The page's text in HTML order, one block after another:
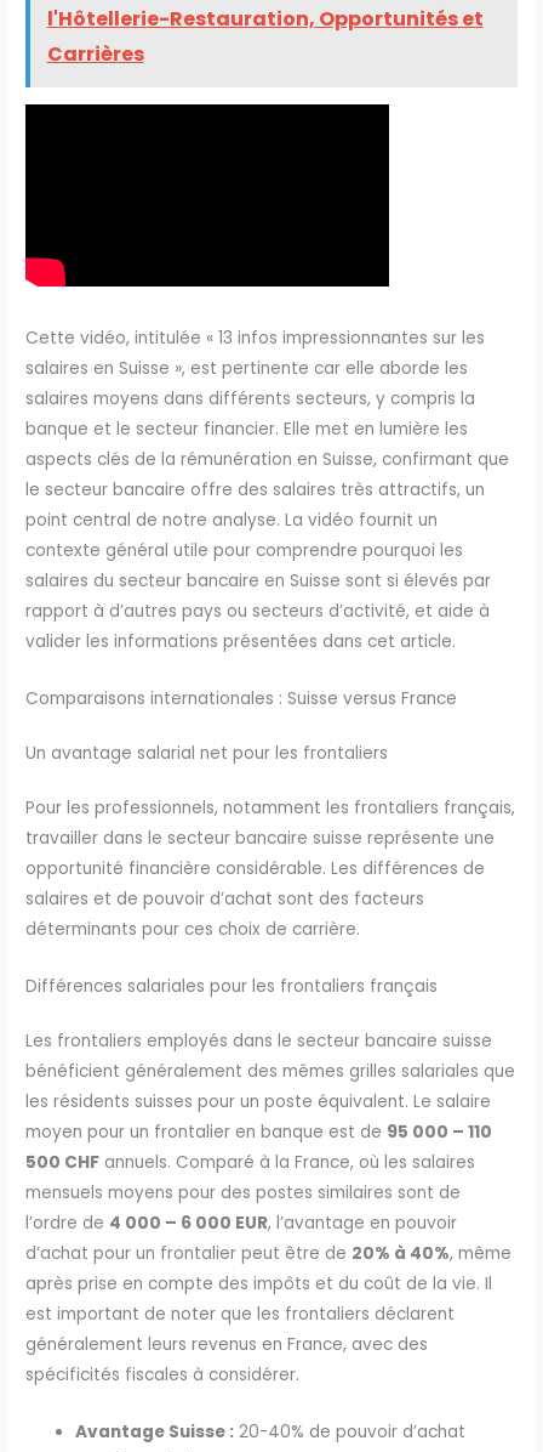
l'Hôtellerie-Restauration, Opportunités et
Carrières
Cette vidéo, intitulée « 13 infos impressionnantes sur les
salaires en Suisse », est pertinente car elle aborde les
salaires moyens dans différents secteurs, y compris la
banque et le secteur financier. Elle met en lumière les
aspects clés de la rémunération en Suisse, confirmant que
le secteur bancaire offre des salaires très attractifs, un
point central de notre analyse. La vidéo fournit un
contexte général utile pour comprendre pourquoi les
salaires du secteur bancaire en Suisse sont si élevés par
rapport à d’autres pays ou secteurs d’activité, et aide à
valider les informations présentées dans cet article.
Comparaisons internationales : Suisse versus France
Un avantage salarial net pour les frontaliers
Pour les professionnels, notamment les frontaliers français,
travailler dans le secteur bancaire suisse représente une
opportunité financière considérable. Les différences de
salaires et de pouvoir d’achat sont des facteurs
déterminants pour ces choix de carrière.
Différences salariales pour les frontaliers français
Les frontaliers employés dans le secteur bancaire suisse
bénéficient généralement des mêmes grilles salariales que
les résidents suisses pour un poste équivalent. Le salaire
moyen pour un frontalier en banque est de 95 000 – 110
500 CHF annuels. Comparé à la France, où les salaires
mensuels moyens pour des postes similaires sont de
l’ordre de 4 000 – 6 000 EUR, l’avantage en pouvoir
d’achat pour un frontalier peut être de 20% à 40%, même
après prise en compte des impôts et du coût de la vie. Il
est important de noter que les frontaliers déclarent
généralement leurs revenus en France, avec des
spécificités fiscales à considérer.
Avantage Suisse : 20-40% de pouvoir d’achat